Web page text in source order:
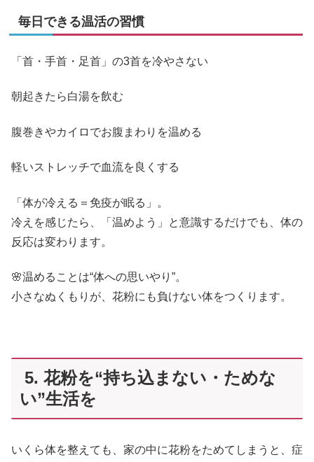
毎日できる温活の習慣
「首・手首・足首」の3首を冷やさない
朝起きたら白湯を飲む
腹巻きやカイロでお腹まわりを温める
軽いストレッチで血流を良くする
「体が冷える＝免疫が眠る」。
冷えを感じたら、「温めよう」と意識するだけでも、体の
反応は変わります。
🌸温めることは“体への思いやり”。
小さなぬくもりが、花粉にも負けない体をつくります。
5. 花粉を“持ち込まない・ためな
い”生活を
いくら体を整えても、家の中に花粉をためてしまうと、症